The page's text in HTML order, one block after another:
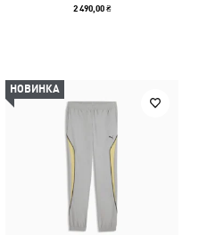
2 490,00 ₴
НОВИНКА